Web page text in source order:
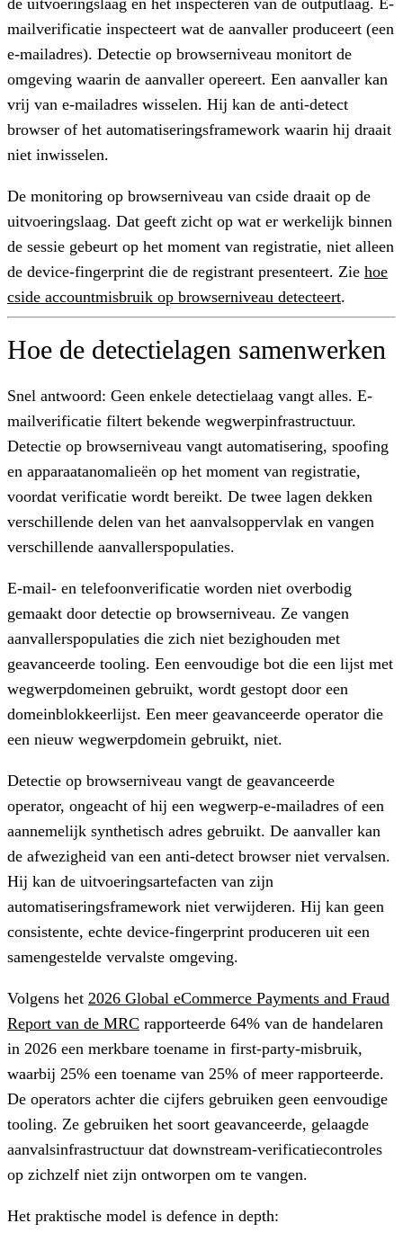
mailverificatie inspecteert wat de aanvaller produceert (een
e-mailadres). Detectie op browserniveau monitort de
omgeving waarin de aanvaller opereert. Een aanvaller kan
vrij van e-mailadres wisselen. Hij kan de anti-detect
browser of het automatiseringsframework waarin hij draait
niet inwisselen.
De monitoring op browserniveau van cside draait op de
uitvoeringslaag. Dat geeft zicht op wat er werkelijk binnen
de sessie gebeurt op het moment van registratie, niet alleen
de device-fingerprint die de registrant presenteert. Zie hoe
cside accountmisbruik op browserniveau detecteert.
Hoe de detectielagen samenwerken
Snel antwoord: Geen enkele detectielaag vangt alles. E-
mailverificatie filtert bekende wegwerpinfrastructuur.
Detectie op browserniveau vangt automatisering, spoofing
en apparaatanomalieën op het moment van registratie,
voordat verificatie wordt bereikt. De twee lagen dekken
verschillende delen van het aanvalsoppervlak en vangen
verschillende aanvallerspopulaties.
E-mail- en telefoonverificatie worden niet overbodig
gemaakt door detectie op browserniveau. Ze vangen
aanvallerspopulaties die zich niet bezighouden met
geavanceerde tooling. Een eenvoudige bot die een lijst met
wegwerpdomeinen gebruikt, wordt gestopt door een
domeinblokkeerlijst. Een meer geavanceerde operator die
een nieuw wegwerpdomein gebruikt, niet.
Detectie op browserniveau vangt de geavanceerde
operator, ongeacht of hij een wegwerp-e-mailadres of een
aannemelijk synthetisch adres gebruikt. De aanvaller kan
de afwezigheid van een anti-detect browser niet vervalsen.
Hij kan de uitvoeringsartefacten van zijn
automatiseringsframework niet verwijderen. Hij kan geen
consistente, echte device-fingerprint produceren uit een
samengestelde vervalste omgeving.
Volgens het 2026 Global eCommerce Payments and Fraud
Report van de MRC rapporteerde 64% van de handelaren
in 2026 een merkbare toename in first-party-misbruik,
waarbij 25% een toename van 25% of meer rapporteerde.
De operators achter die cijfers gebruiken geen eenvoudige
tooling. Ze gebruiken het soort geavanceerde, gelaagde
aanvalsinfrastructuur dat downstream-verificatiecontroles
op zichzelf niet zijn ontworpen om te vangen.
Het praktische model is defence in depth: